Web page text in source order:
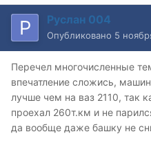
Руслан 004
Опубликовано 5
Перечел многочисленные
впечатление сложись,
лучше чем на ваз 2110, так
проехал 260т.км и не
да вообще даже башку не